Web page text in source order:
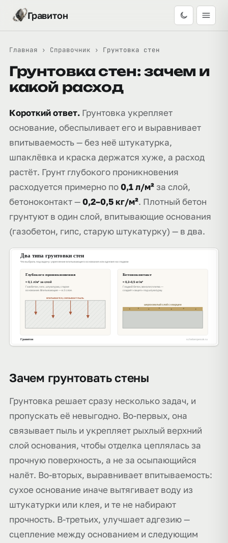
Гравитон
Главная › Справочник › Грунтовка стен
Грунтовка стен: зачем и
какой расход
Короткий ответ. Грунтовка укрепляет
основание, обеспыливает его и выравнивает
впитываемость — без неё штукатурка,
шпаклёвка и краска держатся хуже, а расход
растёт. Грунт глубокого проникновения
расходуется примерно по0,1 л/м² за слой,
бетоноконтакт —0,2–0,5 кг/м². Плотный бетон
грунтуют в один слой, впитывающие основания
(газобетон, гипс, старую штукатурку) — в два.
Зачем грунтовать стены
Грунтовка решает сразу несколько задач, и
пропускать её невыгодно. Во-первых, она
связывает пыль и укрепляет рыхлый верхний
слой основания, чтобы отделка цеплялась за
прочную поверхность, а не за осыпающийся
налёт. Во-вторых, выравнивает впитываемость:
сухое основание иначе вытягивает воду из
штукатурки или клея, и те не набирают
прочность. В-третьих, улучшает адгезию —
сцепление между основанием и следующим